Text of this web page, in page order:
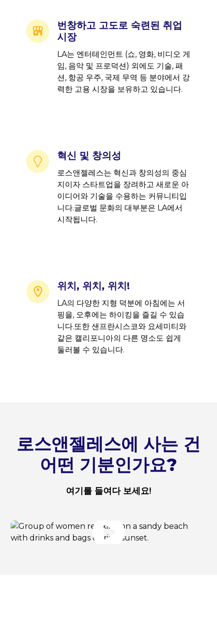
번창하고 고도로 숙련된 취업
시장
LA는 엔터테인먼트 (쇼, 영화, 비디오 게
임, 음악 및 프로덕션) 외에도 기술, 패
션, 항공 우주, 국제 무역 등 분야에서 강
력한 고용 시장을 보유하고 있습니다.
혁신 및 창의성
로스앤젤레스는 혁신과 창의성의 중심
지이자 스타트업을 장려하고 새로운 아
이디어와 기술을 수용하는 커뮤니티입
니다.글로벌 문화의 대부분은 LA에서
시작됩니다.
위치, 위치, 위치!
LA의 다양한 지형 덕분에 아침에는 서
핑을, 오후에는 하이킹을 즐길 수 있습
니다.또한 샌프란시스코와 요세미티와
같은 캘리포니아의 다른 명소도 쉽게
둘러볼 수 있습니다.
로스앤젤레스에 사는 건
어떤 기분인가요?
여기를 들여다 보세요!